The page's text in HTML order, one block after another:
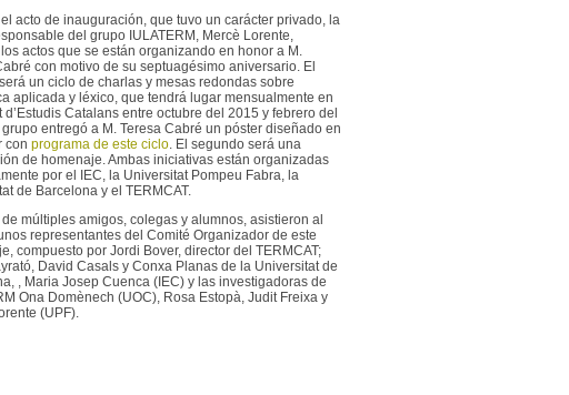
acto de inauguración, que tuvo un carácter privado, la
del grupo IULATERM, Mercè Lorente,
actos que se están organizando en honor a M.
con motivo de su septuagésimo aniversario. El
un ciclo de charlas y mesas redondas sobre
aplicada y léxico, que tendrá lugar mensualmente en
d’Estudis Catalans entre octubre del 2015 y febrero del
entregó a M. Teresa Cabré un póster diseñado en
con programa de este ciclo. El segundo será una
de homenaje. Ambas iniciativas están organizadas
por el IEC, la Universitat Pompeu Fabra, la
de Barcelona y el TERMCAT.
múltiples amigos, colegas y alumnos, asistieron al
representantes del Comité Organizador de este
compuesto por Jordi Bover, director del TERMCAT;
David Casals y Conxa Planas de la Universitat de
, Maria Josep Cuenca (IEC) y las investigadoras de
Ona Domènech (UOC), Rosa Estopà, Judit Freixa y
(UPF).